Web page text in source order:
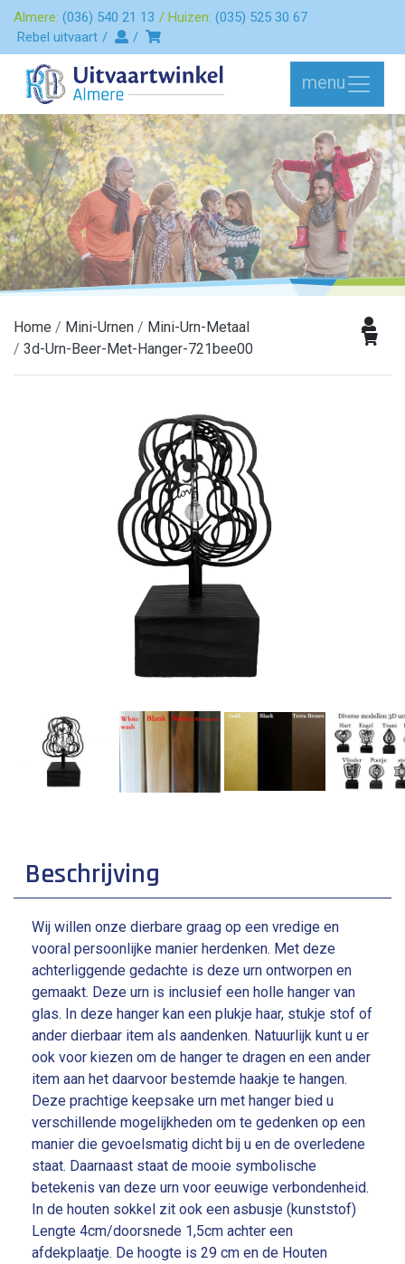
Almere: (036) 540 21 13 Huizen: (035) 525 30 67
Rebel uitvaart
menu
Home Mini-Urnen
Mini-Urn-Metaal
3d-Urn-Beer-Met-Hanger-721bee00
Beschrijving
Wij willen onze dierbare graag op een vredige en
vooral persoonlijke manier herdenken. Met deze
achterliggende gedachte is deze urn ontworpen en
gemaakt. Deze urn is inclusief een holle hanger van
glas. In deze hanger kan een plukje haar, stukje stof of
ander dierbaar item als aandenken. Natuurlijk kunt u er
ook voor kiezen om de hanger te dragen en een ander
item aan het daarvoor bestemde haakje te hangen.
Deze prachtige keepsake urn met hanger bied u
verschillende mogelijkheden om te gedenken op een
manier die gevoelsmatig dicht bij u en de overledene
staat. Daarnaast staat de mooie symbolische
betekenis van deze urn voor eeuwige verbondenheid.
In de houten sokkel zit ook een asbusje (kunststof)
Lengte 4cm/doorsnede 1,5cm achter een
afdekplaatje. De hoogte is 29 cm en de Houten